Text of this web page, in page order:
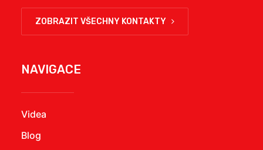
ZOBRAZIT VŠECHNY KONTAKTY
NAVIGACE
Videa
Blog